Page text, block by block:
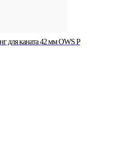
для каната 42 мм OWS P